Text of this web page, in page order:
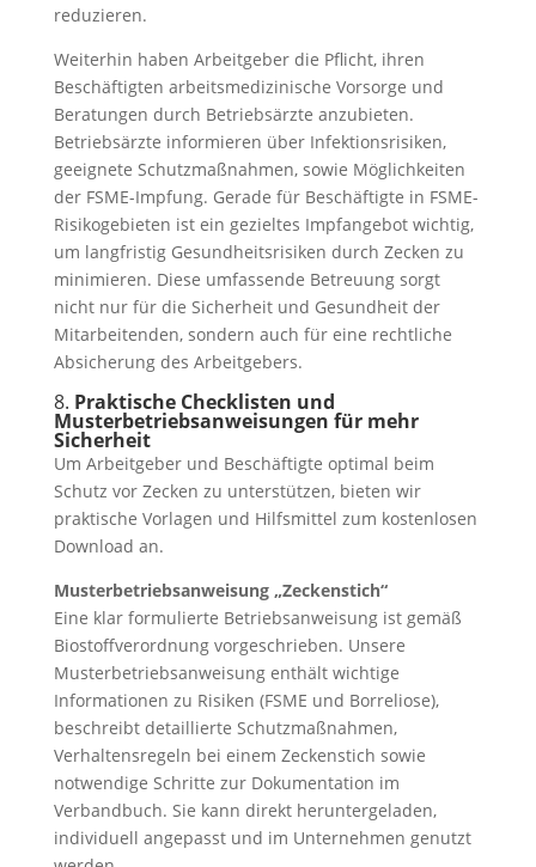
reduzieren.
Weiterhin haben Arbeitgeber die Pflicht, ihren
Beschäftigten arbeitsmedizinische Vorsorge und
Beratungen durch Betriebsärzte anzubieten.
Betriebsärzte informieren über Infektionsrisiken,
geeignete Schutzmaßnahmen, sowie Möglichkeiten
der FSME-Impfung. Gerade für Beschäftigte in FSME-
Risikogebieten ist ein gezieltes Impfangebot wichtig,
um langfristig Gesundheitsrisiken durch Zecken zu
minimieren. Diese umfassende Betreuung sorgt
nicht nur für die Sicherheit und Gesundheit der
Mitarbeitenden, sondern auch für eine rechtliche
Absicherung des Arbeitgebers.
8. Praktische Checklisten und
Musterbetriebsanweisungen für mehr
Sicherheit
Um Arbeitgeber und Beschäftigte optimal beim
Schutz vor Zecken zu unterstützen, bieten wir
praktische Vorlagen und Hilfsmittel zum kostenlosen
Download an.
Musterbetriebsanweisung „Zeckenstich“
Eine klar formulierte Betriebsanweisung ist gemäß
Biostoffverordnung vorgeschrieben. Unsere
Musterbetriebsanweisung enthält wichtige
Informationen zu Risiken (FSME und Borreliose),
beschreibt detaillierte Schutzmaßnahmen,
Verhaltensregeln bei einem Zeckenstich sowie
notwendige Schritte zur Dokumentation im
Verbandbuch. Sie kann direkt heruntergeladen,
individuell angepasst und im Unternehmen genutzt